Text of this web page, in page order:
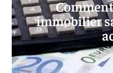
immobilier